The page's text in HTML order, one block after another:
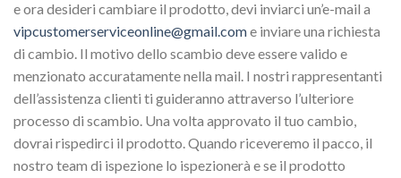
e ora desideri cambiare il prodotto, devi inviarci un’e-mail a
vipcustomerserviceonline@gmail.come inviare una richiesta
di cambio. Il motivo dello scambio deve essere valido e
menzionato accuratamente nella mail. I nostri rappresentanti
dell’assistenza clienti ti guideranno attraverso l’ulteriore
processo di scambio. Una volta approvato il tuo cambio,
dovrai rispedirci il prodotto. Quando riceveremo il pacco, il
nostro team di ispezione lo ispezionerà e se il prodotto